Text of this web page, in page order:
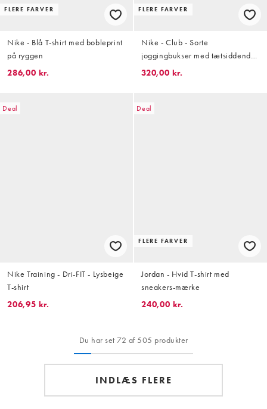
FLERE FARVER
Nike - Blå T-shirt med bobleprint
på ryggen
286,00 kr.
FLERE FARVER
Nike - Club - Sorte
joggingbukser med tætsiddende
buksekanter i fleece
320,00 kr.
Deal
Nike Training - Dri-FIT - Lysbeige
T-shirt
206,95 kr.
Deal
FLERE FARVER
Jordan - Hvid T-shirt med
sneakers-mærke
240,00 kr.
Du har set 72 af 505 produkter
INDLÆS FLERE